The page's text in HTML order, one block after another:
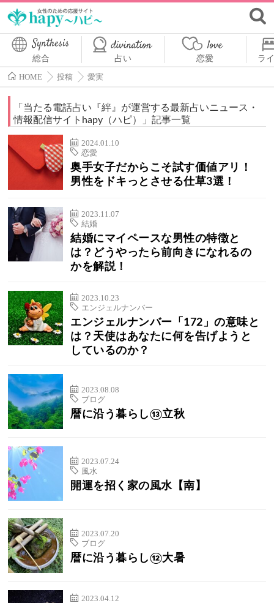
総合 占い 恋愛 ラ
HOME 投稿 愛実
「 当たる電話占い『絆』が運営する最新占いニュース・
情報配信サイトhapy（ハピ）
」記事一覧
2024.01.10
恋愛
奥手女子だからこそ試す価値アリ！
男性をドキっとさせる仕草3選！
2023.11.07
結婚
結婚にマイペースな男性の特徴と
は？どうやったら前向きになれるの
かを解説！
2023.10.23
エンジェルナンバー
エンジェルナンバー「172」の意味と
は？天使はあなたに何を告げようと
しているのか？
2023.08.08
ブログ
暦に沿う暮らし⑬立秋
2023.07.24
風水
開運を招く家の風水【南】
2023.07.20
ブログ
暦に沿う暮らし⑫大暑
2023.04.12